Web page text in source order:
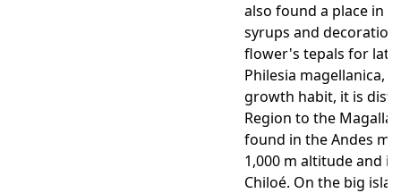
also found a place in
syrups and
flower's tepals for
Philesia magellanica,
growth habit, it is
Region to the
found in the Andes
1,000 m altitude and
Chiloé. On the big